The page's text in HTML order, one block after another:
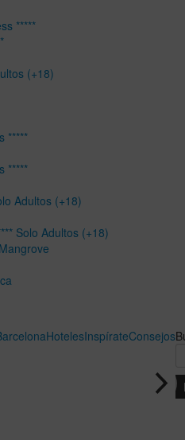
*****
(+18)
*****
*****
Adultos (+18)
Solo Adultos (+18)
HotelesInspírateConsejos